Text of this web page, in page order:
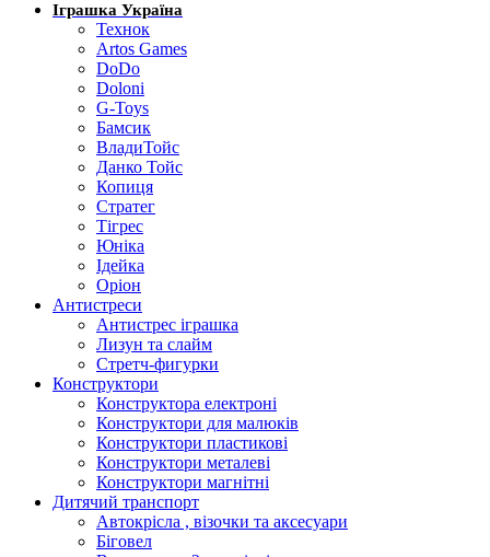
Іграшка Україна
Технок
Artos Games
DoDo
Doloni
G-Toys
Бамсик
ВладиТойс
Данко Тойс
Копиця
Стратег
Тігрес
Юніка
Ідейка
Оріон
Антистреси
Антистрес іграшка
Лизун та слайм
Стретч-фигурки
Конструктори
Конструктора електроні
Конструктори для малюків
Конструктори пластикові
Конструктори металеві
Конструктори магнітні
Дитячий транспорт
Автокрісла , візочки та аксесуари
Біговел